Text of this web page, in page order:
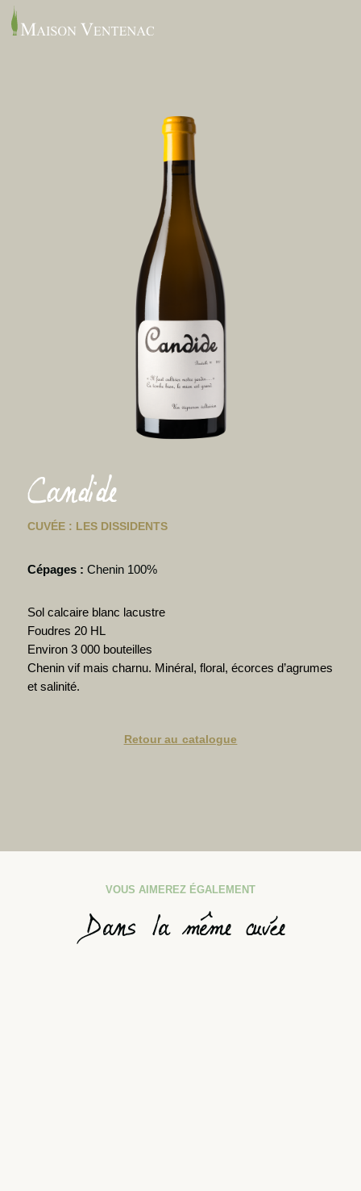
Candide
CUVÉE : LES DISSIDENTS
Cépages : Chenin 100%
Sol calcaire blanc lacustre
Foudres 20 HL
Environ 3 000 bouteilles
Chenin vif mais charnu. Minéral, floral, écorces d’agrumes
et salinité.
Retour au catalogue
VOUS AIMEREZ ÉGALEMENT
Dans la même cuvée